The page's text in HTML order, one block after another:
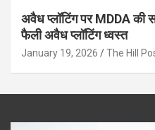
अवैध प्लॉटिंग पर MDDA की
फैली अवैध प्लॉटिंग ध्वस्त
January 19, 2026 The Hill